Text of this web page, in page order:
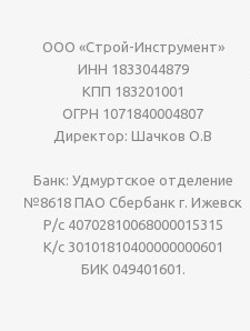
ООО «Строй-Инструмент»
ИНН 1833044879
КПП 183201001
ОГРН 1071840004807
Директор: Шачков О.В
Банк: Удмуртское отделение
№8618 ПАО Сбербанк г. Ижевск
Р/с 40702810068000015315
К/с 30101810400000000601
БИК 049401601.